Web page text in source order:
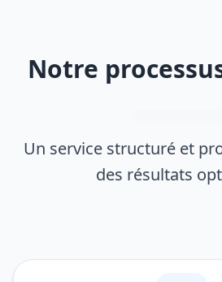
Notre
Un service structuré et
des résultats